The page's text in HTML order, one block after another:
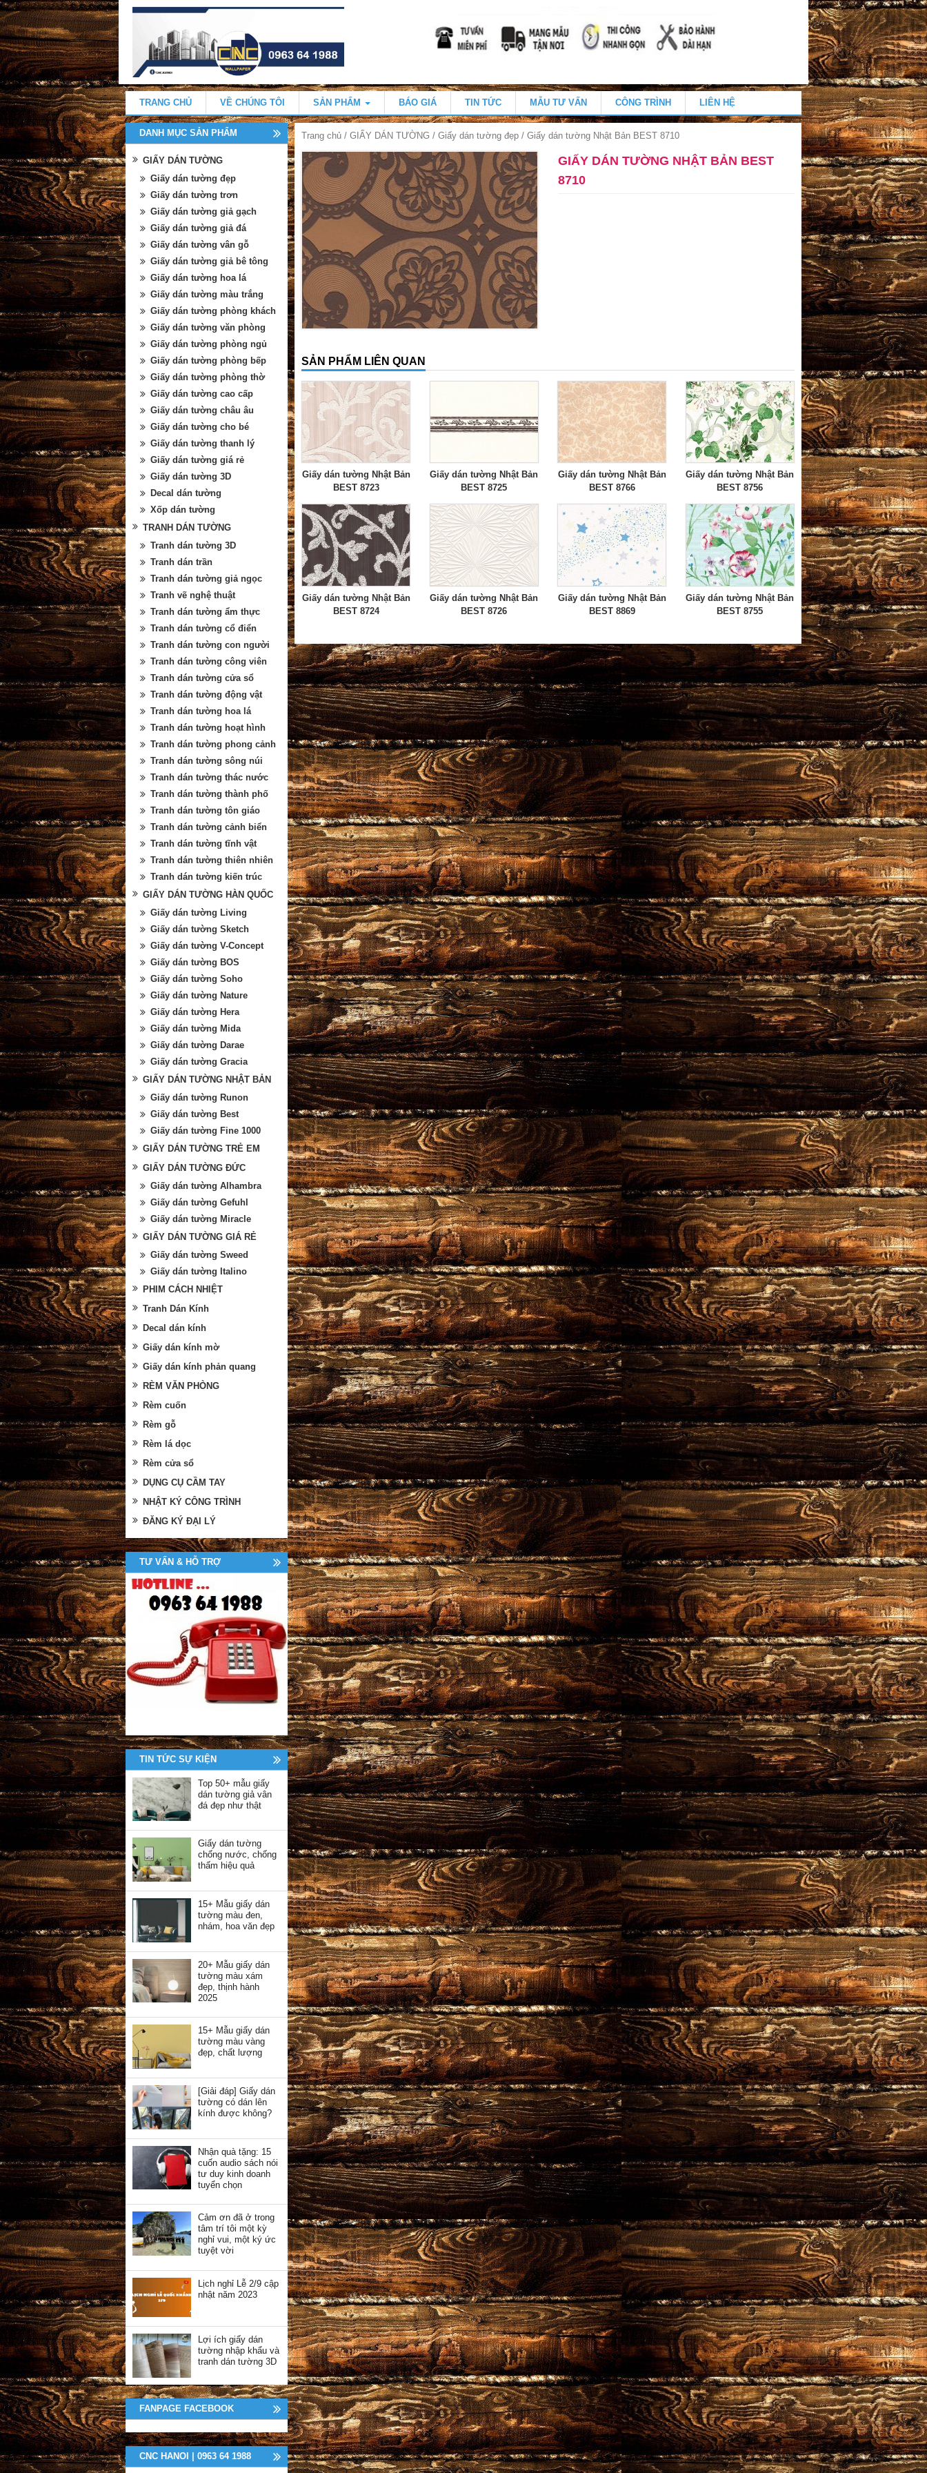
TRANG CHỦ VỀ CHÚNG TÔI SẢN PHẨM BÁO GIÁ TIN TỨC MẪU TƯ VẤN CÔNG TRÌNH LIÊN HỆ
Trang chủ / GIẤY DÁN TƯỜNG / Giấy dán tường đẹp / Giấy dán tường Nhật Bản BEST 8710
GIẤY DÁN TƯỜNG NHẬT BẢN BEST
8710
SẢN PHẨM LIÊN QUAN
Giấy dán tường Nhật Bản
BEST 8723
Giấy dán tường Nhật Bản
BEST 8725
Giấy dán tường Nhật Bản
BEST 8766
Giấy dán tường Nhật Bản
BEST 8756
Giấy dán tường Nhật Bản
BEST 8724
Giấy dán tường Nhật Bản
BEST 8726
Giấy dán tường Nhật Bản
BEST 8869
Giấy dán tường Nhật Bản
BEST 8755
DANH MỤC SẢN PHẨM
GIẤY DÁN TƯỜNG
Giấy dán tường đẹp
Giấy dán tường trơn
Giấy dán tường giả gạch
Giấy dán tường giả đá
Giấy dán tường vân gỗ
Giấy dán tường giả bê tông
Giấy dán tường hoa lá
Giấy dán tường màu trắng
Giấy dán tường phòng khách
Giấy dán tường văn phòng
Giấy dán tường phòng ngủ
Giấy dán tường phòng bếp
Giấy dán tường phòng thờ
Giấy dán tường cao cấp
Giấy dán tường châu âu
Giấy dán tường cho bé
Giấy dán tường thanh lý
Giấy dán tường giá rẻ
Giấy dán tường 3D
Decal dán tường
Xốp dán tường
TRANH DÁN TƯỜNG
Tranh dán tường 3D
Tranh dán trần
Tranh dán tường giả ngọc
Tranh vẽ nghệ thuật
Tranh dán tường ẩm thực
Tranh dán tường cổ điển
Tranh dán tường con người
Tranh dán tường công viên
Tranh dán tường cửa sổ
Tranh dán tường động vật
Tranh dán tường hoa lá
Tranh dán tường hoạt hình
Tranh dán tường phong cảnh
Tranh dán tường sông núi
Tranh dán tường thác nước
Tranh dán tường thành phố
Tranh dán tường tôn giáo
Tranh dán tường cảnh biển
Tranh dán tường tĩnh vật
Tranh dán tường thiên nhiên
Tranh dán tường kiến trúc
GIẤY DÁN TƯỜNG HÀN QUỐC
Giấy dán tường Living
Giấy dán tường Sketch
Giấy dán tường V-Concept
Giấy dán tường BOS
Giấy dán tường Soho
Giấy dán tường Nature
Giấy dán tường Hera
Giấy dán tường Mida
Giấy dán tường Darae
Giấy dán tường Gracia
GIẤY DÁN TƯỜNG NHẬT BẢN
Giấy dán tường Runon
Giấy dán tường Best
Giấy dán tường Fine 1000
GIẤY DÁN TƯỜNG TRẺ EM
GIẤY DÁN TƯỜNG ĐỨC
Giấy dán tường Alhambra
Giấy dán tường Gefuhl
Giấy dán tường Miracle
GIẤY DÁN TƯỜNG GIÁ RẺ
Giấy dán tường Sweed
Giấy dán tường Italino
PHIM CÁCH NHIỆT
Tranh Dán Kính
Decal dán kính
Giấy dán kính mờ
Giấy dán kính phản quang
RÈM VĂN PHÒNG
Rèm cuốn
Rèm gỗ
Rèm lá dọc
Rèm cửa sổ
DỤNG CỤ CẦM TAY
NHẬT KÝ CÔNG TRÌNH
ĐĂNG KÝ ĐẠI LÝ
TƯ VẤN & HỖ TRỢ
TIN TỨC SỰ KIỆN
Top 50+ mẫu giấy
dán tường giả vân
đá đẹp như thật
Giấy dán tường
chống nước, chống
thấm hiệu quả
15+ Mẫu giấy dán
tường màu đen,
nhám, hoa văn đẹp
20+ Mẫu giấy dán
tường màu xám
đẹp, thịnh hành
2025
15+ Mẫu giấy dán
tường màu vàng
đẹp, chất lượng
[Giải đáp] Giấy dán
tường có dán lên
kính được không?
Nhận quà tặng: 15
cuốn audio sách nói
tư duy kinh doanh
tuyển chọn
Cảm ơn đã ở trong
tâm trí tôi một kỳ
nghỉ vui, một ký ức
tuyệt vời
Lịch nghỉ Lễ 2/9 cập
nhật năm 2023
Lợi ích giấy dán
tường nhập khẩu và
tranh dán tường 3D
FANPAGE FACEBOOK
CNC HANOI | 0963 64 1988